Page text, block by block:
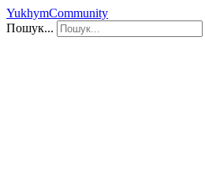
YukhymCommunity
Пошук...